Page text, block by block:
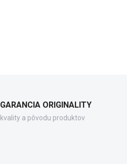
GARANCIA ORIGINALITY
kvality a pôvodu produktov